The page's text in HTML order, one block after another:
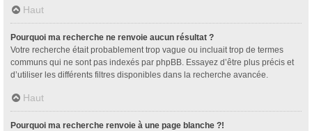
Haut
Pourquoi ma recherche ne renvoie aucun résultat ?
Votre recherche était probablement trop vague ou incluait trop de termes
communs qui ne sont pas indexés par phpBB. Essayez d’être plus précis et
d’utiliser les différents filtres disponibles dans la recherche avancée.
Haut
Pourquoi ma recherche renvoie à une page blanche ?!